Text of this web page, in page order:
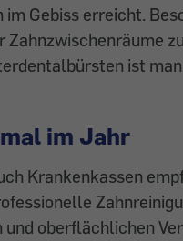
Gebiss erreicht.
Zahnzwischenräume
ist
im Jahr
Krankenkassen
und oberflächlichen